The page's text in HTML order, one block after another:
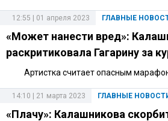
ГЛАВНЫЕ
12:55 | 01 апреля 2023
«Может нанести вред»:
раскритиковала Гагарину за
Артистка считает опасным
ГЛАВНЫЕ
14:10 | 21 марта 2023
«Плачу»: Калашникова